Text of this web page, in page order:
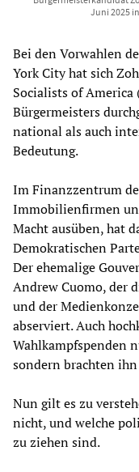
Juni 2025
Bei den Vorwahlen
York City hat sich
Socialists of America
Bürgermeisters
national als auch
Bedeutung.
Im Finanzzentrum
Immobilienfirmen
Macht ausüben, hat
Demokratischen
Der ehemalige
Andrew Cuomo, der
und der
abserviert. Auch
Wahlkampfspenden
sondern brachten
Nun gilt es zu
nicht, und welche
zu ziehen sind.